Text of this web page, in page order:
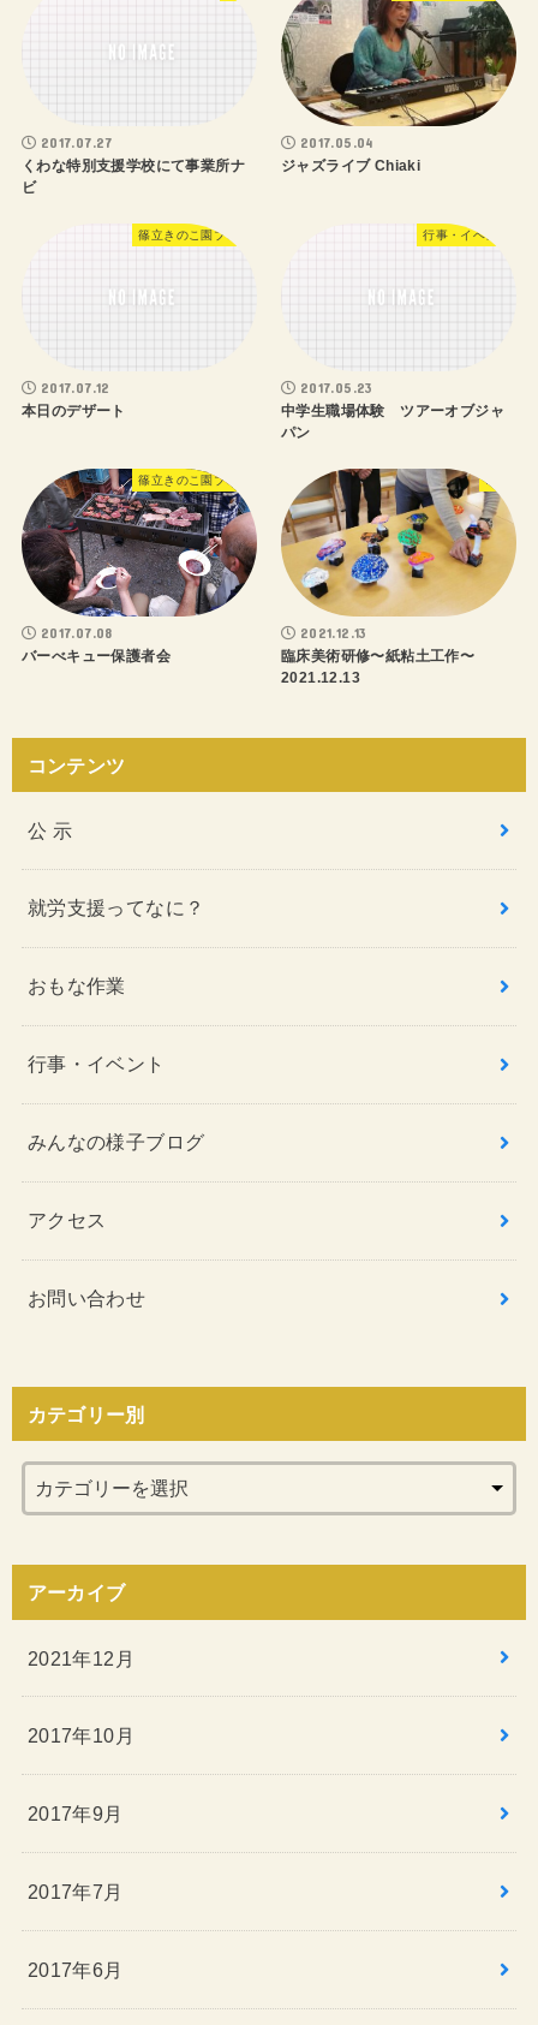
2017.07.27
くわな特別支援学校にて事業所ナ
ビ
2017.05.04
ジャズライブ Chiaki
篠立きのこ園ブログ
2017.07.12
本日のデザート
行事・イベント
2017.05.23
中学生職場体験 ツアーオブジャ
パン
篠立きのこ園ブログ
2017.07.08
バーべキュー保護者会
研修
2021.12.13
臨床美術研修〜紙粘土工作〜
2021.12.13
コンテンツ
公 示
就労支援ってなに？
おもな作業
行事・イベント
みんなの様子ブログ
アクセス
お問い合わせ
カテゴリー別
アーカイブ
2021年12月
2017年10月
2017年9月
2017年7月
2017年6月